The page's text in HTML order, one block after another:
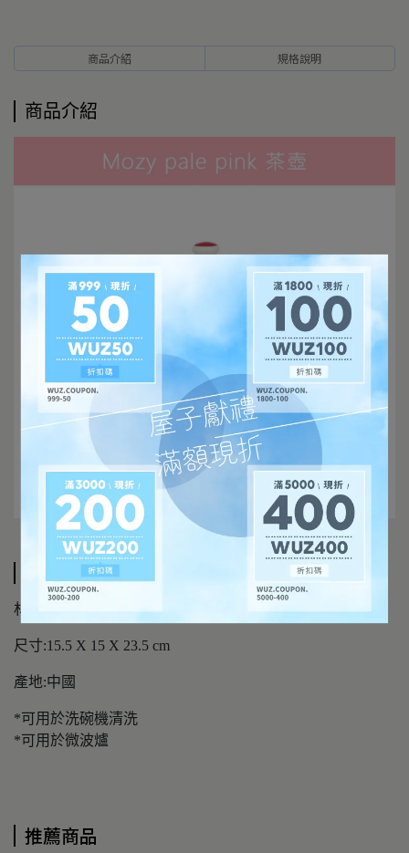
商品介紹 規格說明
商品介紹
規格說明
材質:炻瓷
尺寸:15.5 X 15 X 23.5 cm
產地:中國
*可用於洗碗機清洗
*可用於微波爐
推薦商品